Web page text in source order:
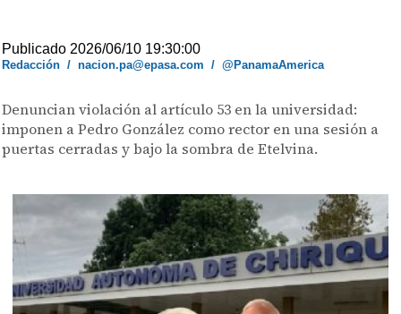
Publicado 2026/06/10 19:30:00
Redacción /nacion.pa@epasa.com /@PanamaAmerica
Denuncian violación al artículo 53 en la universidad:
imponen a Pedro González como rector en una sesión a
puertas cerradas y bajo la sombra de Etelvina.